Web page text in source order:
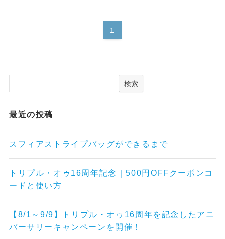
1
検索
最近の投稿
スフィアストライプバッグができるまで
トリプル・オゥ16周年記念｜500円OFFクーポンコ
ードと使い方
【8/1～9/9】トリプル・オゥ16周年を記念したアニ
バーサリーキャンペーンを開催！